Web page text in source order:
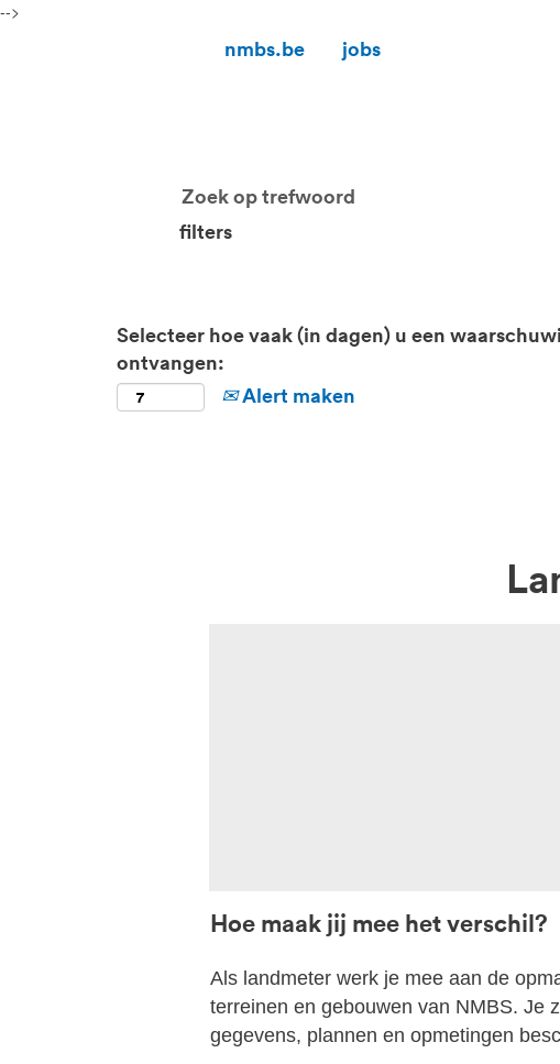
-->
nmbs.be jobs
filters
Selecteer hoe vaak (in dagen) u een
ontvangen:
Alert maken
Hoe maak jij mee het verschil?
Als landmeter werk je mee aan de
terreinen en gebouwen van NMBS. Je
gegevens, plannen en opmetingen